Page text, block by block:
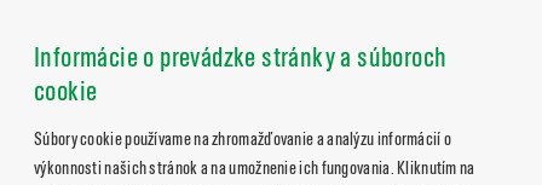
Informácie o prevádzke stránky a súboroch
cookie
Súbory cookie používame na zhromažďovanie a analýzu informácií o
výkonnosti našich stránok a na umožnenie ich fungovania. Kliknutím na